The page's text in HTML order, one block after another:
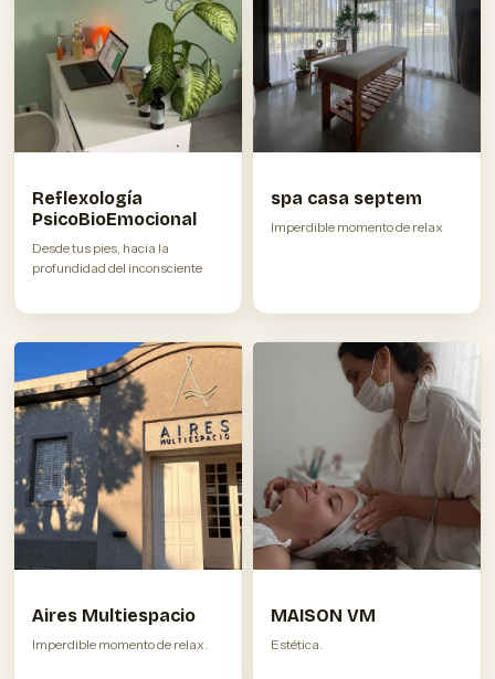
Reflexología
PsicoBioEmocional
Desde tus pies, hacia la
profundidad del inconsciente
spa casa septem
Imperdible momento de relax
Aires Multiespacio
Imperdible momento de relax.
MAISON VM
Estética.